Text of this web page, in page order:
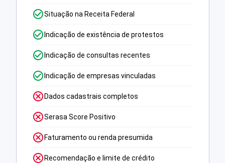
Situação na Receita Federal
Indicação de existência de protestos
Indicação de consultas recentes
Indicação de empresas vinculadas
Dados cadastrais completos
Serasa Score Positivo
Faturamento ou renda presumida
Recomendação e limite de crédito